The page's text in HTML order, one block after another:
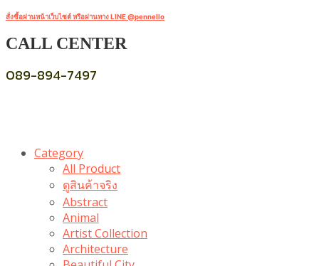
สั่งซื้อผ่านหน้าเว็บไซต์ หรือผ่านทาง LINE @pennello
CALL CENTER
089-894-7497
Category
All Product
ดูสินค้าจริง
Abstract
Animal
Artist Collection
Architecture